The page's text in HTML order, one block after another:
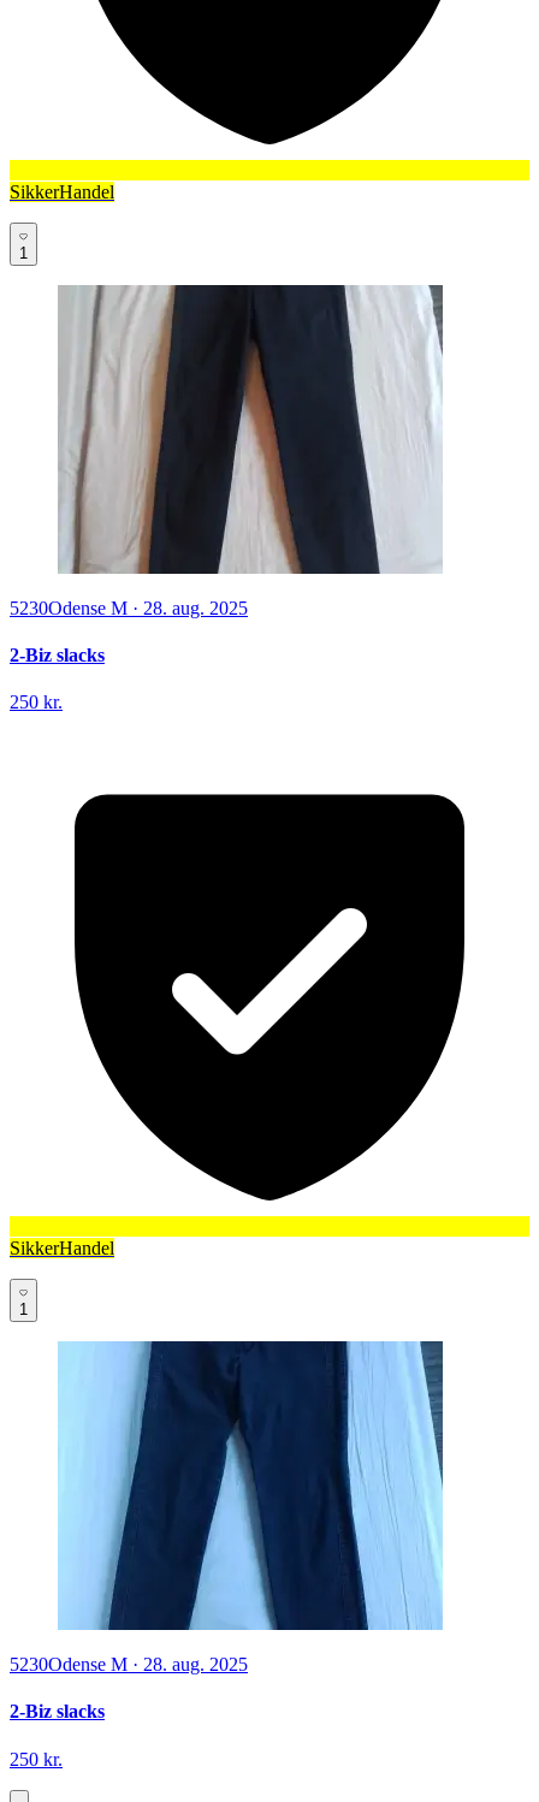
SikkerHandel
1
5230Odense M · 28. aug. 2025
2-Biz slacks
250 kr.
SikkerHandel
1
5230Odense M · 28. aug. 2025
2-Biz slacks
250 kr.